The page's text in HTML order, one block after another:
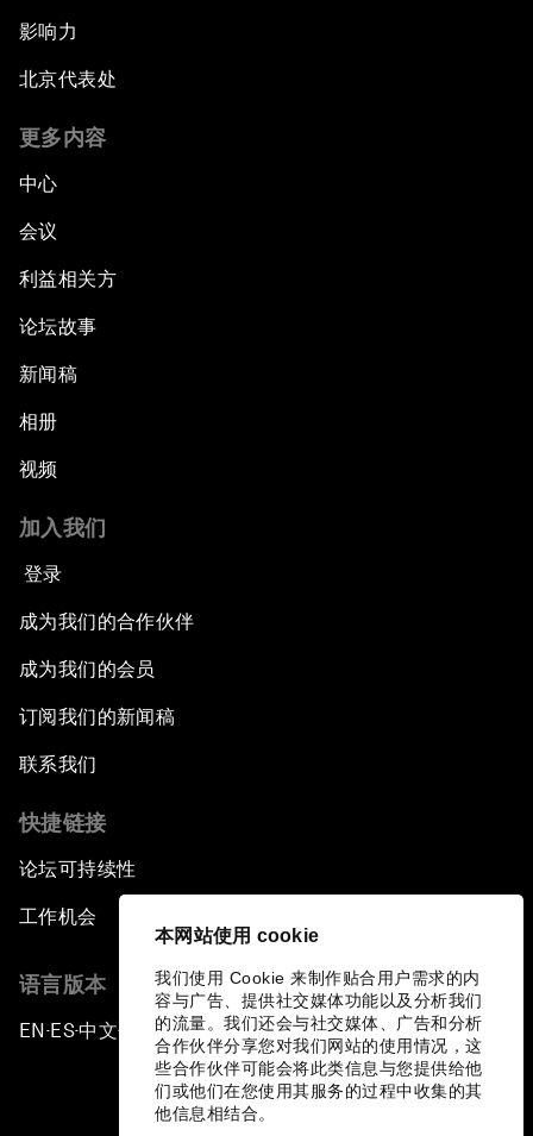
本网站使用 cookie
我们使用 Cookie 来制作贴合用户需求的内
容与广告、提供社交媒体功能以及分析我们
的流量。我们还会与社交媒体、广告和分析
合作伙伴分享您对我们网站的使用情况，这
些合作伙伴可能会将此类信息与您提供给他
们或他们在您使用其服务的过程中收集的其
他信息相结合。
影响力
北京代表处
更多内容
中心
会议
利益相关方
论坛故事
新闻稿
相册
视频
加入我们
登录
成为我们的合作伙伴
成为我们的会员
订阅我们的新闻稿
联系我们
快捷链接
论坛可持续性
工作机会
语言版本
EN ▪ ES▪中文▪ 日本語